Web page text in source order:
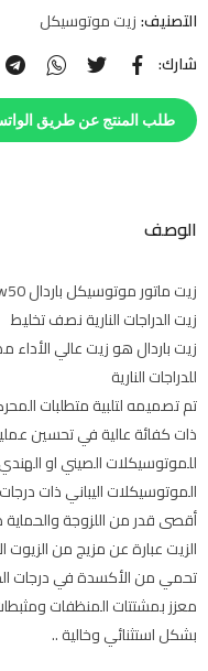
التصنيف:زيت موتوسيكل
شارك:
طلب المنتج عن طريق
الوصف
زيت ماتور موتوسيكل باردال 20w50
زيت الدراجات النارية نصف تخليط
زيت باردال هو زيت عالي
للدراجات النارية
تم تصميمه لتلبية متطلبات
ذات كفائة عالية في تحسين
للموتوسيكلات الصيني او
الموتوسيكلات اليباني ذات
أقصى قدر من اللزوجة
الزيت عبارة عن مزيج من
تحمي من الأكسدة في درجات
معزز بمشتتات المنظفات
بشكل استثنائي وخالية ..